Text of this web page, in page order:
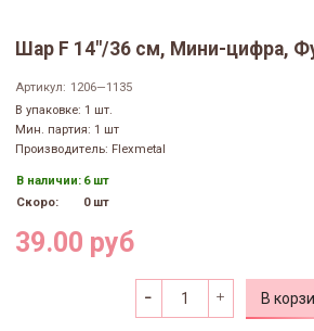
Шар F 14"/36 см, Мини-цифра,
Артикул: 1206—1135
В упаковке: 1 шт.
Мин. партия: 1 шт
Производитель: Flexmetal
В наличии: 6 шт
Скоро:
0 шт
39.00 руб
В